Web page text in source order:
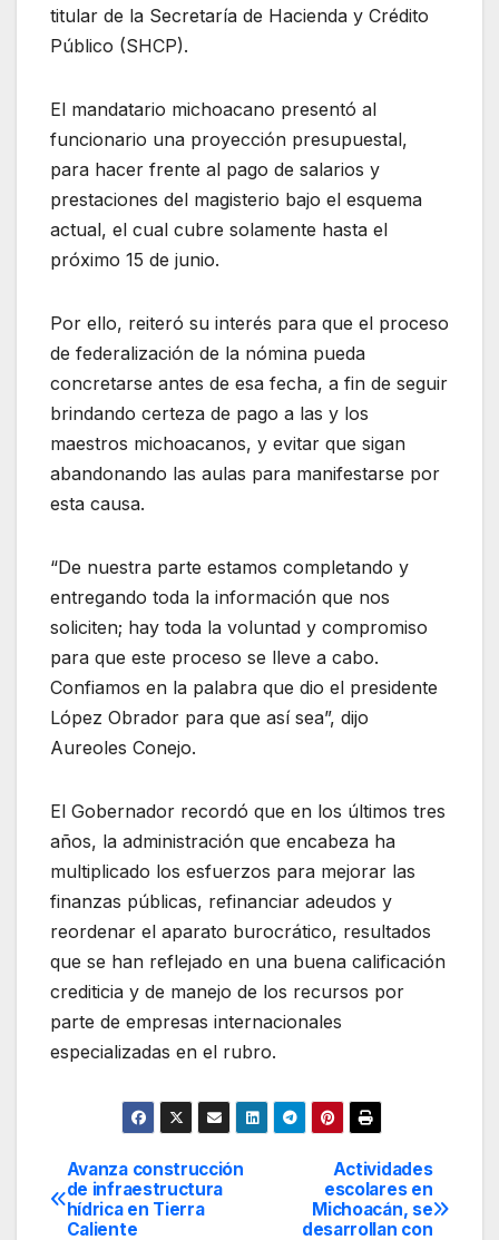
titular de la Secretaría de Hacienda y Crédito
Público (SHCP).
El mandatario michoacano presentó al
funcionario una proyección presupuestal,
para hacer frente al pago de salarios y
prestaciones del magisterio bajo el esquema
actual, el cual cubre solamente hasta el
próximo 15 de junio.
Por ello, reiteró su interés para que el proceso
de federalización de la nómina pueda
concretarse antes de esa fecha, a fin de seguir
brindando certeza de pago a las y los
maestros michoacanos, y evitar que sigan
abandonando las aulas para manifestarse por
esta causa.
“De nuestra parte estamos completando y
entregando toda la información que nos
soliciten; hay toda la voluntad y compromiso
para que este proceso se lleve a cabo.
Confiamos en la palabra que dio el presidente
López Obrador para que así sea”, dijo
Aureoles Conejo.
El Gobernador recordó que en los últimos tres
años, la administración que encabeza ha
multiplicado los esfuerzos para mejorar las
finanzas públicas, refinanciar adeudos y
reordenar el aparato burocrático, resultados
que se han reflejado en una buena calificación
crediticia y de manejo de los recursos por
parte de empresas internacionales
especializadas en el rubro.
Navegación
de
Actividades
escolares en
Michoacán, se
desarrollan con
Avanza construcción
de infraestructura
hídrica en Tierra
Caliente